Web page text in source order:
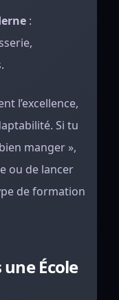
:
l’excellence,
Si tu
manger »,
ou de lancer
de formation
École